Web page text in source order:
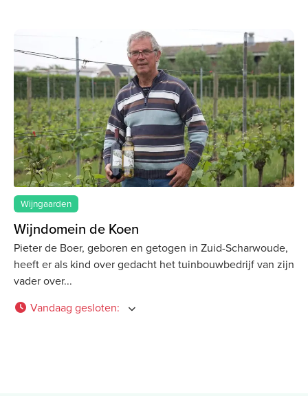
Wijngaarden
Wijndomein de Koen
Pieter de Boer, geboren en getogen in Zuid-Scharwoude,
heeft er als kind over gedacht het tuinbouwbedrijf van zijn
vader over
Vandaag gesloten: